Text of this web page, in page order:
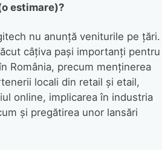
estimare)?
nu anunță veniturile pe țări.
câțiva pași importanți pentru
România, precum menținerea
locali din retail și etail,
online, implicarea în industria
și pregătirea unor lansări